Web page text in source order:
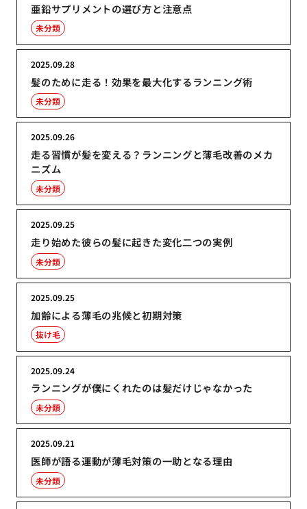
亜鉛サプリメントの選び方と注意点
未分類
髪のために走る！効果を最大化するランニング術
2025.09.28
未分類
走る習慣が髪を変える？ランニングと薄毛改善のメカ
ニズム
2025.09.26
未分類
走り始めた彼らの髪に起きた変化二つの実例
2025.09.25
未分類
加齢による薄毛の兆候と初期対策
2025.09.25
抜け毛
ランニングが僕にくれたのは髪だけじゃなかった
2025.09.24
未分類
医師が語る運動が薄毛対策の一助となる理由
2025.09.21
未分類